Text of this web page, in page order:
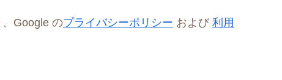
Google のプライバシーポリシー および 利用